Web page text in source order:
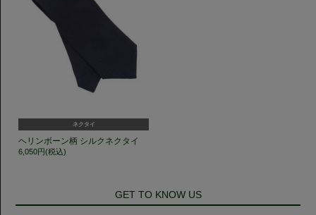
ネクタイ
ヘリンボーン柄 シルクネクタイ
6,050円(税込)
GET TO KNOW US